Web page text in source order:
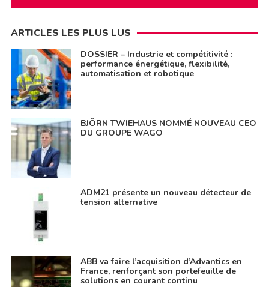
ARTICLES LES PLUS LUS
DOSSIER – Industrie et compétitivité :
performance énergétique, flexibilité,
automatisation et robotique
BJÖRN TWIEHAUS NOMMÉ NOUVEAU CEO
DU GROUPE WAGO
ADM21 présente un nouveau détecteur de
tension alternative
ABB va faire l’acquisition d’Advantics en
France, renforçant son portefeuille de
solutions en courant continu